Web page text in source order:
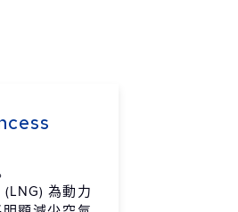
)
-
為動力